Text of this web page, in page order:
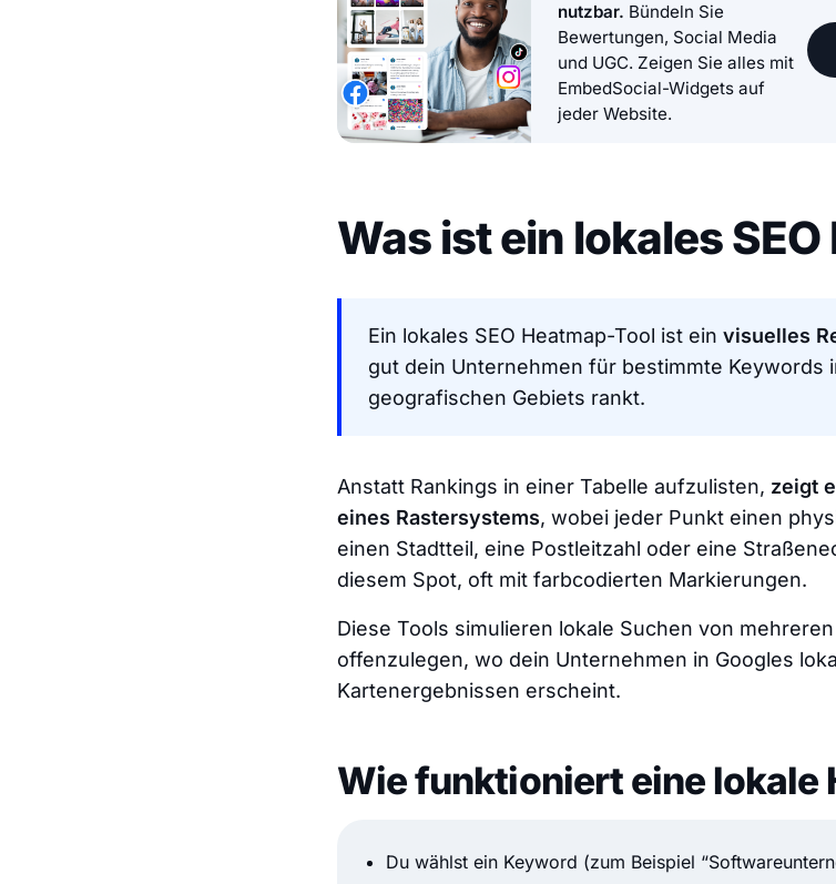
nutzbar. Bündeln Sie
Bewertungen, Social Media
und UGC. Zeigen Sie alles mit
EmbedSocial-Widgets auf
jeder Website.
Was ist ein lokales
Ein lokales SEO Heatmap-Tool ist ein visuelles
gut dein Unternehmen für bestimmte Keywords
geografischen Gebiets rankt.
Anstatt Rankings in einer Tabelle aufzulisten, zeigt
eines Rastersystems, wobei jeder Punkt einen
einen Stadtteil, eine Postleitzahl oder eine
diesem Spot, oft mit farbcodierten Markierungen.
Diese Tools simulieren lokale Suchen von
offenzulegen, wo dein Unternehmen in Googles
Kartenergebnissen erscheint.
Wie funktioniert eine lokale
Du wählst ein Keyword (zum Beispiel